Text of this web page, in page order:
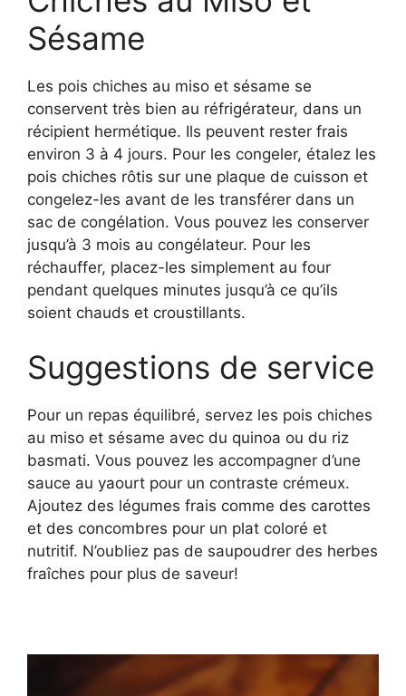
Sésame
Les pois chiches au miso et sésame se
conservent très bien au réfrigérateur, dans un
récipient hermétique. Ils peuvent rester frais
environ 3 à 4 jours. Pour les congeler, étalez les
pois chiches rôtis sur une plaque de cuisson et
congelez-les avant de les transférer dans un
sac de congélation. Vous pouvez les conserver
jusqu’à 3 mois au congélateur. Pour les
réchauffer, placez-les simplement au four
pendant quelques minutes jusqu’à ce qu’ils
soient chauds et croustillants.
Suggestions de service
Pour un repas équilibré, servez les pois chiches
au miso et sésame avec du quinoa ou du riz
basmati. Vous pouvez les accompagner d’une
sauce au yaourt pour un contraste crémeux.
Ajoutez des légumes frais comme des carottes
et des concombres pour un plat coloré et
nutritif. N’oubliez pas de saupoudrer des herbes
fraîches pour plus de saveur!